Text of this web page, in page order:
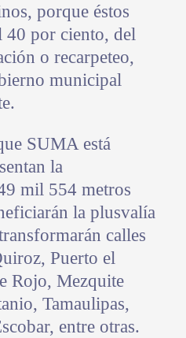
porque éstos
40 por ciento, del
o recarpeteo,
municipal
SUMA está
la
mil 554 metros
la plusvalía
calles
Puerto el
Rojo, Mezquite
Tamaulipas,
entre otras.